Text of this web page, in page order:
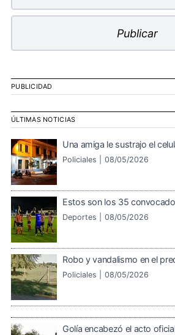
PUBLICIDAD
ÚLTIMAS NOTICIAS
Una amiga le sustrajo el
Policiales | 08/05/2026
Estos son los 35
Deportes | 08/05/2026
Robo y vandalismo en el
Policiales | 08/05/2026
Golía encabezó el acto